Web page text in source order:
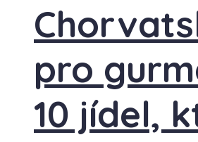
pro
10 jídel,